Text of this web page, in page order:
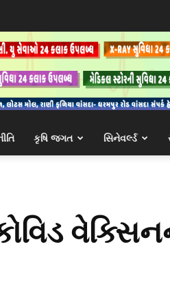
કૃષિ જગત સિનેવર્લ્ડ